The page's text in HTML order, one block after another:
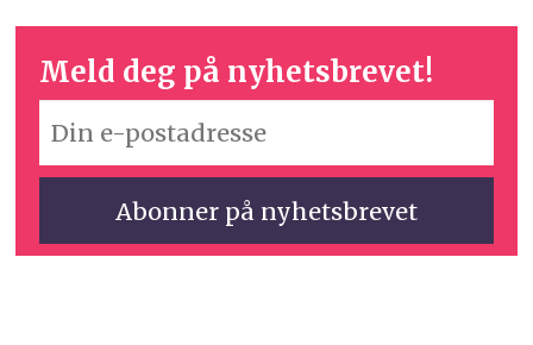
Meld deg på nyhetsbrevet!